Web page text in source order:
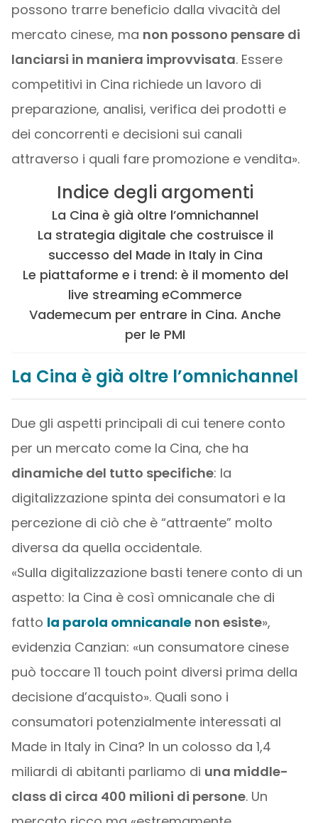
possono trarre beneficio dalla vivacità del
mercato cinese, ma non possono pensare di
lanciarsi in maniera improvvisata. Essere
competitivi in Cina richiede un lavoro di
preparazione, analisi, verifica dei prodotti e
dei concorrenti e decisioni sui canali
attraverso i quali fare promozione e vendita».
Indice degli argomenti
La Cina è già oltre l’omnichannel
La strategia digitale che costruisce il
successo del Made in Italy in Cina
Le piattaforme e i trend: è il momento del
live streaming eCommerce
Vademecum per entrare in Cina. Anche
per le PMI
La Cina è già oltre l’omnichannel
Due gli aspetti principali di cui tenere conto
per un mercato come la Cina, che ha
dinamiche del tutto specifiche: la
digitalizzazione spinta dei consumatori e la
percezione di ciò che è “attraente” molto
diversa da quella occidentale.
«Sulla digitalizzazione basti tenere conto di un
aspetto: la Cina è così omnicanale che di
fatto la parola omnicanale non esiste»,
evidenzia Canzian: «un consumatore cinese
può toccare 11 touch point diversi prima della
decisione d’acquisto». Quali sono i
consumatori potenzialmente interessati al
Made in Italy in Cina? In un colosso da 1,4
miliardi di abitanti parliamo di una middle-
class di circa 400 milioni di persone. Un